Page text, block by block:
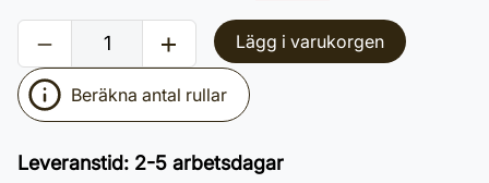
Lägg i varukorgen
Beräkna antal rullar
Leveranstid: 2-5 arbetsdagar